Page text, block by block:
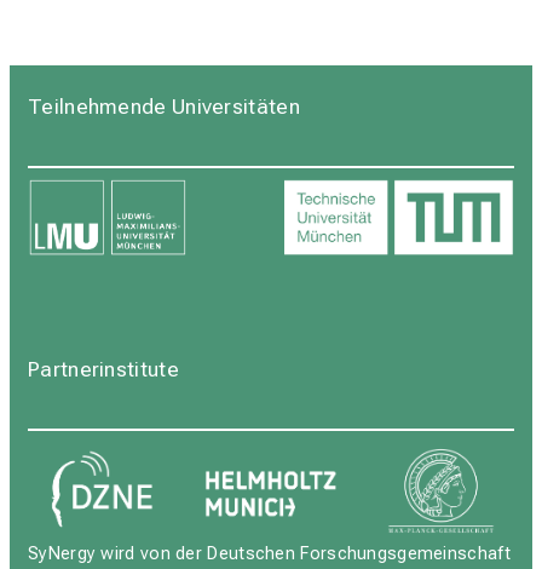
Teilnehmende Universitäten
Partnerinstitute
SyNergy wird von der Deutschen Forschungsgemeinschaft